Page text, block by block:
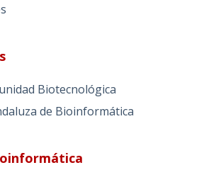
Biotecnológica
de Bioinformática